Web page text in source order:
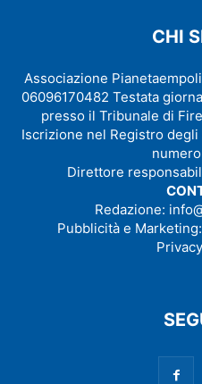
CHI
Associazione
06096170482 Testata
presso il Tribunale di
Iscrizione nel Registro
Direttore
Redazione:
Pubblicità e Marketing: